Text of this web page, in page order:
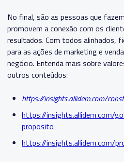
No final, são as pessoas que
promovem a conexão com os
resultados. Com todos alinhados,
para as ações de marketing e
negócio. Entenda mais sobre
outros conteúdos:
https://insights.allidem.com/
https://insights.allidem.com/
proposito
https://insights.allidem.com/